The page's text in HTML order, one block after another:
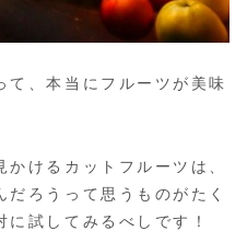
て、本当にフルーツが美味
けるカットフルーツは、
ろうって思うものがたく
試してみるべしです！